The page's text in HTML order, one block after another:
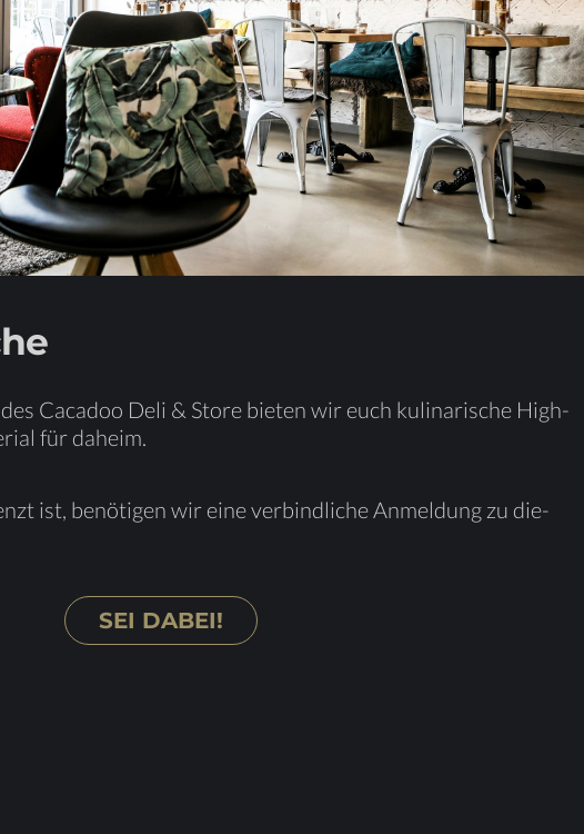
Ca­ca­doo Deli & Store bie­ten wir euch ku­li­na­ri­sche High­
für daheim.
ist, be­nö­ti­gen wir eine ver­bind­li­che An­mel­dung zu die­
SEI DA­BEI!